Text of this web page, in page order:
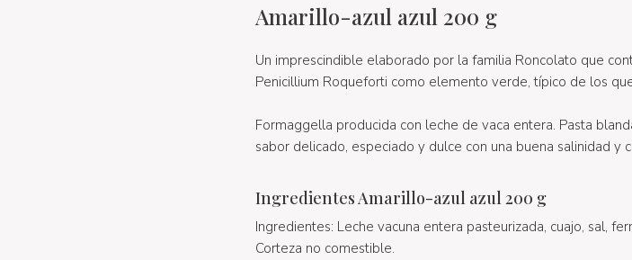
Amarillo-azul azul 200 g
Un imprescindible elaborado por la familia Roncolato que
Penicillium Roqueforti como elemento verde, típico de los
Formaggella producida con leche de vaca entera. Pasta
sabor delicado, especiado y dulce con una buena salinidad y
Ingredientes Amarillo-azul azul 200 g
Ingredientes: Leche vacuna entera pasteurizada, cuajo, sal,
Corteza no comestible.